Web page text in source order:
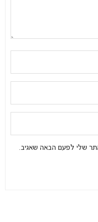
שלי לפעם הבאה שאגיב.